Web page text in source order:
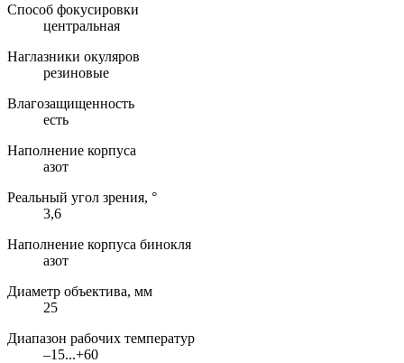
Способ фокусировки
центральная
Наглазники окуляров
резиновые
Влагозащищенность
есть
Наполнение корпуса
азот
Реальный угол зрения, °
3,6
Наполнение корпуса бинокля
азот
Диаметр объектива, мм
25
Диапазон рабочих температур
–15...+60